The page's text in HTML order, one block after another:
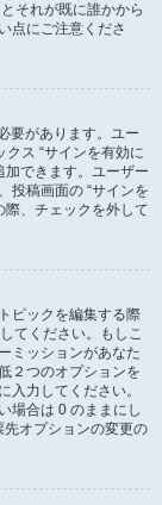
それが既に誰かから
点にご注意くださ
要があります。ユー
ス “サインを有効に
加できます。ユーザー
投稿画面の “サインを
際、チェックを外して
ピックを編集する際
てください。もしこ
ミッションがあなた
２つのオプションを
入力してください。
場合は 0 のままにし
オプションの変更の